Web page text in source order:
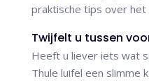
praktische tips over
Twijfelt u tussen
Heeft u liever iets wat
Thule luifel een slimme